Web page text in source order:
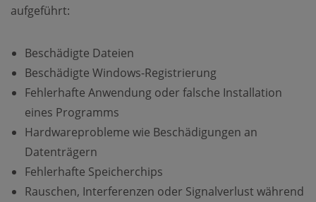
aufgeführt:
Beschädigte Dateien
Beschädigte Windows-Registrierung
Fehlerhafte Anwendung oder falsche Installation
eines Programms
Hardwareprobleme wie Beschädigungen an
Datenträgern
Fehlerhafte Speicherchips
Rauschen, Interferenzen oder Signalverlust während